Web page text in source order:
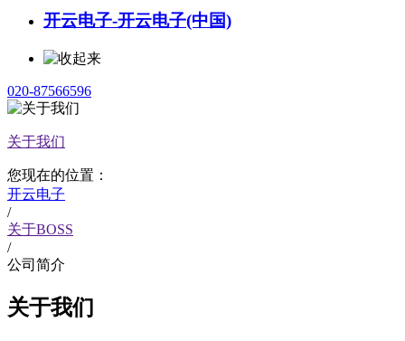
开云电子-开云电子(中国)
020-87566596
关于我们
您现在的位置：
开云电子
/
关于BOSS
/
公司简介
关于我们